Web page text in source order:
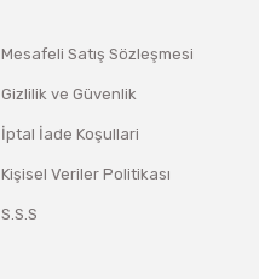
Mesafeli Satış Sözleşmesi
Gizlilik ve Güvenlik
İptal İade Koşullari
Kişisel Veriler Politikası
S.S.S